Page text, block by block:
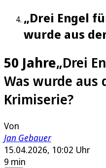
„Drei Engel
wurde aus
50 Jahre„Drei
Was wurde aus
Krimiserie?
Von
Jan Gebauer
15.04.2026, 10:02 Uhr
9 min